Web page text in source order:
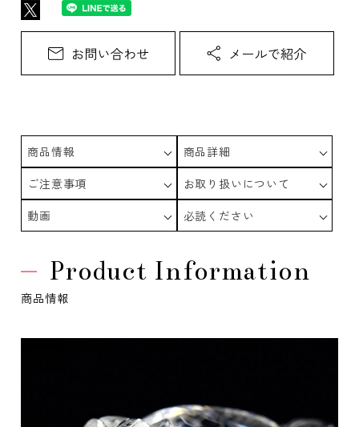
商品情報
商品詳細
ご注意事項
お取り扱いについて
動画
必読ください
Product Information
商品情報